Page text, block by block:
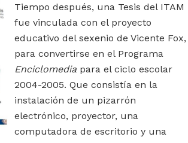
Tiempo después, una Tesis del ITAM
fue vinculada con el proyecto
educativo del sexenio de Vicente Fox,
para convertirse en el Programa
Enciclomedia para el ciclo escolar
2004-2005. Que consistía en la
instalación de un pizarrón
electrónico, proyector, una
computadora de escritorio y una